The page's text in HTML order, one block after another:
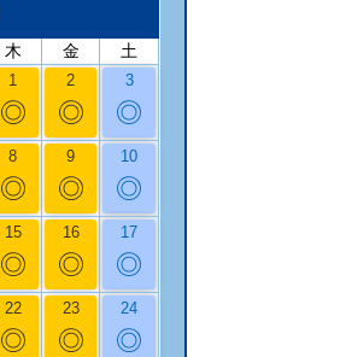
木 金 土
1
◎
2
◎
3
◎
8
◎
9
◎
10
◎
15
◎
16
◎
17
◎
22
◎
23
◎
24
◎